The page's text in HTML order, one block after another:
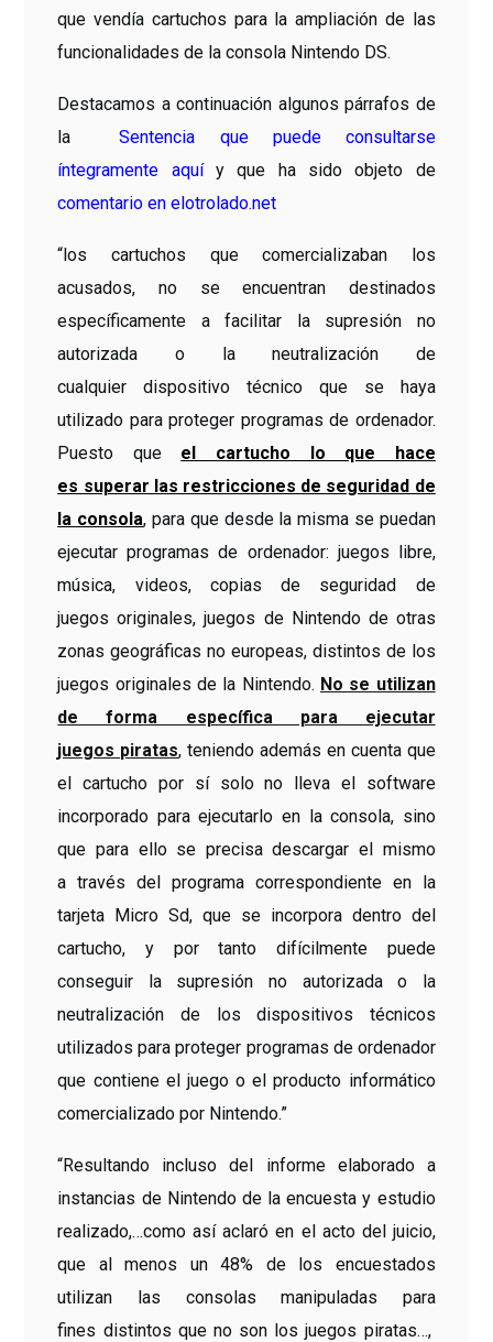
que vendía cartuchos para la ampliación de las
funcionalidades de la consola Nintendo DS.
Destacamos a continuación algunos párrafos de
laSentencia que puede consultarse
íntegramente aquíy que ha sido objeto de
comentario en elotrolado.net
“los cartuchos que comercializaban los
acusados, no se encuentran destinados
específicamente a facilitar la supresión no
autorizada o la neutralización de
cualquier dispositivo técnico que se haya
utilizado para proteger programas de ordenador.
Puesto que el cartucho lo que hace
es superar las restricciones de seguridad de
la consola, para que desde la misma se puedan
ejecutar programas de ordenador: juegos libre,
música, videos, copias de seguridad de
juegos originales, juegos de Nintendo de otras
zonas geográficas no europeas, distintos de los
juegos originales de la Nintendo. No se utilizan
de forma específica para ejecutar
juegos piratas, teniendo además en cuenta que
el cartucho por sí solo no lleva el software
incorporado para ejecutarlo en la consola, sino
que para ello se precisa descargar el mismo
a través del programa correspondiente en la
tarjeta Micro Sd, que se incorpora dentro del
cartucho, y por tanto difícilmente puede
conseguir la supresión no autorizada o la
neutralización de los dispositivos técnicos
utilizados para proteger programas de ordenador
que contiene el juego o el producto informático
comercializado por Nintendo.”
“Resultando incluso del informe elaborado a
instancias de Nintendo de la encuesta y estudio
realizado,…como así aclaró en el acto del juicio,
que al menos un 48% de los encuestados
utilizan las consolas manipuladas para
fines distintos que no son los juegos piratas…,